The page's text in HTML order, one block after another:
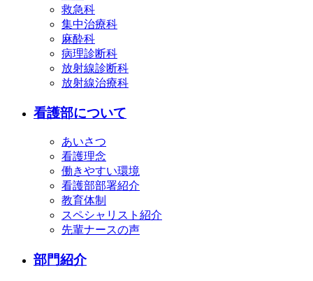
救急科
集中治療科
麻酔科
病理診断科
放射線診断科
放射線治療科
看護部について
あいさつ
看護理念
働きやすい環境
看護部部署紹介
教育体制
スペシャリスト紹介
先輩ナースの声
部門紹介